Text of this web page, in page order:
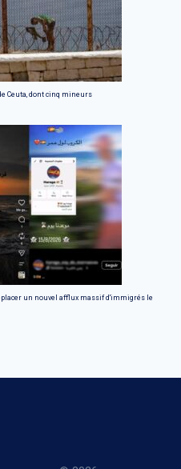
Ceuta, dont cinq mineurs
un nouvel afflux massif d'immigrés le